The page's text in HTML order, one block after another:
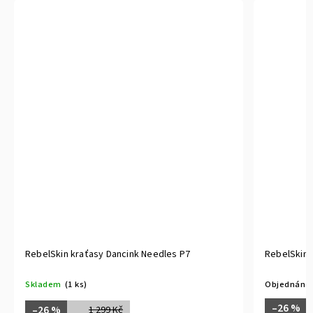
RebelSkin kraťasy Neska P3
Objednáno
1 299 Kč
–26 %
RebelSkin
Skladem
–26 %